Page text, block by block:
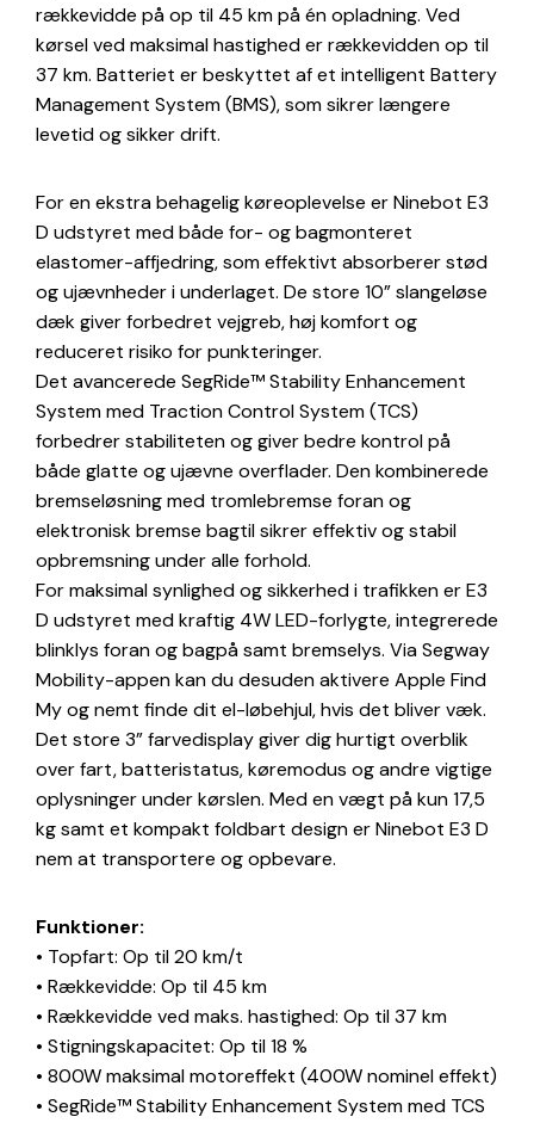
rækkevidde på op til 45 km på én opladning. Ved
kørsel ved maksimal hastighed er rækkevidden op til
37 km. Batteriet er beskyttet af et intelligent Battery
Management System (BMS), som sikrer længere
levetid og sikker drift.
For en ekstra behagelig køreoplevelse er Ninebot E3
D udstyret med både for- og bagmonteret
elastomer-affjedring, som effektivt absorberer stød
og ujævnheder i underlaget. De store 10” slangeløse
dæk giver forbedret vejgreb, høj komfort og
reduceret risiko for punkteringer.
Det avancerede SegRide™ Stability Enhancement
System med Traction Control System (TCS)
forbedrer stabiliteten og giver bedre kontrol på
både glatte og ujævne overflader. Den kombinerede
bremseløsning med tromlebremse foran og
elektronisk bremse bagtil sikrer effektiv og stabil
opbremsning under alle forhold.
For maksimal synlighed og sikkerhed i trafikken er E3
D udstyret med kraftig 4W LED-forlygte, integrerede
blinklys foran og bagpå samt bremselys. Via Segway
Mobility-appen kan du desuden aktivere Apple Find
My og nemt finde dit el-løbehjul, hvis det bliver væk.
Det store 3” farvedisplay giver dig hurtigt overblik
over fart, batteristatus, køremodus og andre vigtige
oplysninger under kørslen. Med en vægt på kun 17,5
kg samt et kompakt foldbart design er Ninebot E3 D
nem at transportere og opbevare.
Funktioner:
• Topfart: Op til 20 km/t
• Rækkevidde: Op til 45 km
• Rækkevidde ved maks. hastighed: Op til 37 km
• Stigningskapacitet: Op til 18 %
• 800W maksimal motoreffekt (400W nominel effekt)
• SegRide™ Stability Enhancement System med TCS